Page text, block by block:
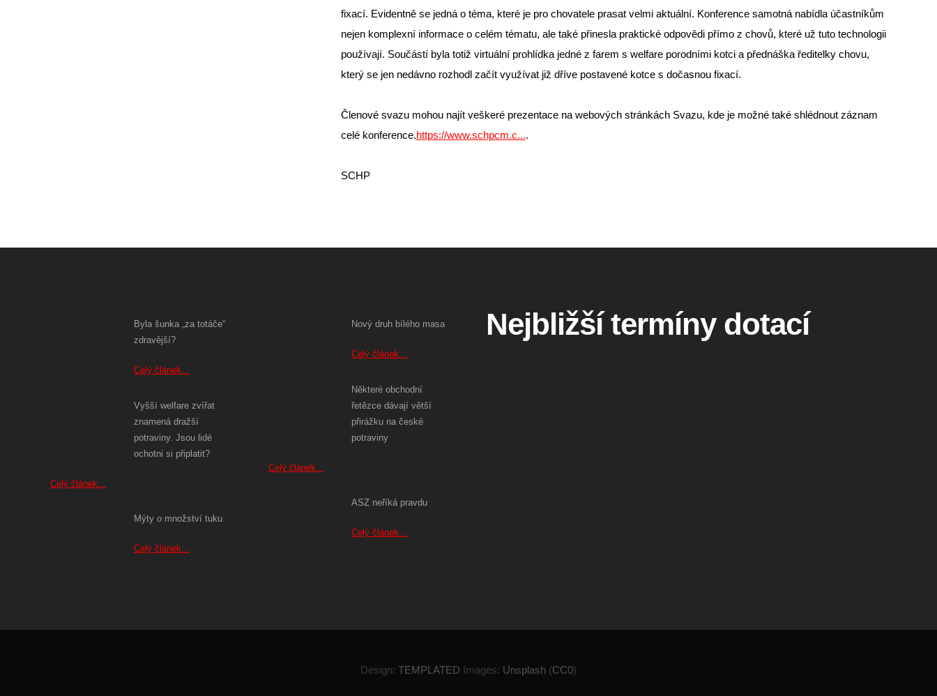
fixací. Evidentně se jedná o téma, které je pro chovatele prasat velmi aktuální. Konference samotná nabídla účastníkům
nejen komplexní informace o celém tématu, ale také přinesla praktické odpovědi přímo z chovů, které už tuto technologii
používají. Součástí byla totiž virtuální prohlídka jedné z farem s welfare porodními kotci a přednáška ředitelky chovu,
který se jen nedávno rozhodl začít využívat již dříve postavené kotce s dočasnou fixací.
Členové svazu mohou najít veškeré prezentace na webových stránkách Svazu, kde je možné také shlédnout záznam
celé konference.https://www.schpcm.c....
SCHP
Byla šunka „za totáče“
zdravější?
Celý článek...
Vyšší welfare zvířat
znamená dražší
potraviny. Jsou lidé
ochotni si připlatit?
Celý článek...
Mýty o množství tuku
Celý článek...
Nový druh bílého masa
Celý článek...
Některé obchodní
řetězce dávají větší
přirážku na české
potraviny
Celý článek...
ASZ neříká pravdu
Celý článek...
Nejbližší termíny dotací
Design: TEMPLATED Images: Unsplash (CC0)